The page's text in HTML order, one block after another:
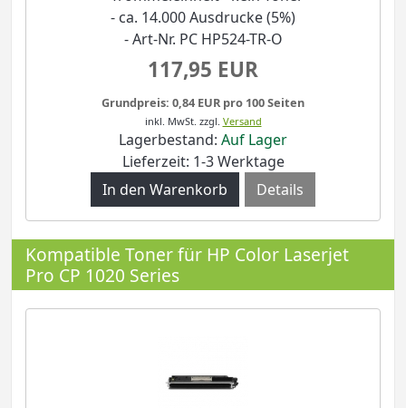
- ca. 14.000 Ausdrucke (5%)
- Art-Nr. PC HP524-TR-O
117,95 EUR
Grundpreis: 0,84 EUR pro 100 Seiten
inkl. MwSt. zzgl. Versand
Lagerbestand: Auf Lager
Lieferzeit: 1-3 Werktage
Details
Kompatible Toner für HP Color Laserjet
Pro CP 1020 Series